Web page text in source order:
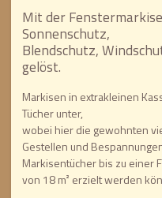
Mit der
Sonnenschutz,
Blendschutz,
gelöst.
Markisen in extrakleinen
Tücher unter,
wobei hier die gewohnten
Gestellen und
Markisentücher bis zu einer
von 18 m² erzielt werden